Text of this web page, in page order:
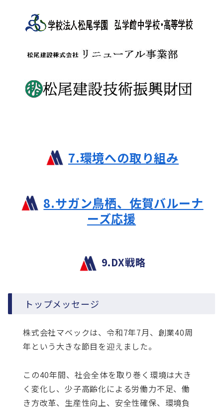
7.環境への取り組み
8.サガン鳥栖、佐賀バルーナ
ーズ応援
9.DX戦略
トップメッセージ
株式会社マベックは、令和7年7月、創業40周
年という大きな節目を迎えました。
この40年間、社会全体を取り巻く環境は大き
く変化し、少子高齢化による労働力不足、働
き方改革、生産性向上、安全性確保、環境負